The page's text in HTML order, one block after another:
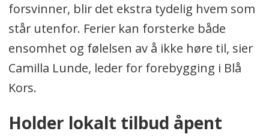
forsvinner, blir det ekstra tydelig hvem som
står utenfor. Ferier kan forsterke både
ensomhet og følelsen av å ikke høre til, sier
Camilla Lunde, leder for forebygging i Blå
Kors.
Holder lokalt tilbud åpent